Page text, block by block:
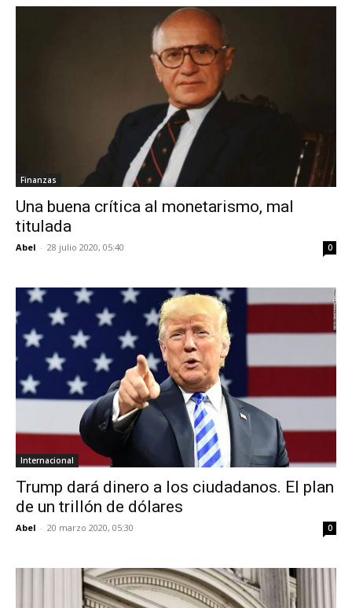
Finanzas
Una buena crítica al monetarismo, mal
titulada
Abel - 28 julio 2020, 05:40 0
Internacional
Trump dará dinero a los ciudadanos. El plan
de un trillón de dólares
Abel - 20 marzo 2020, 05:30 0